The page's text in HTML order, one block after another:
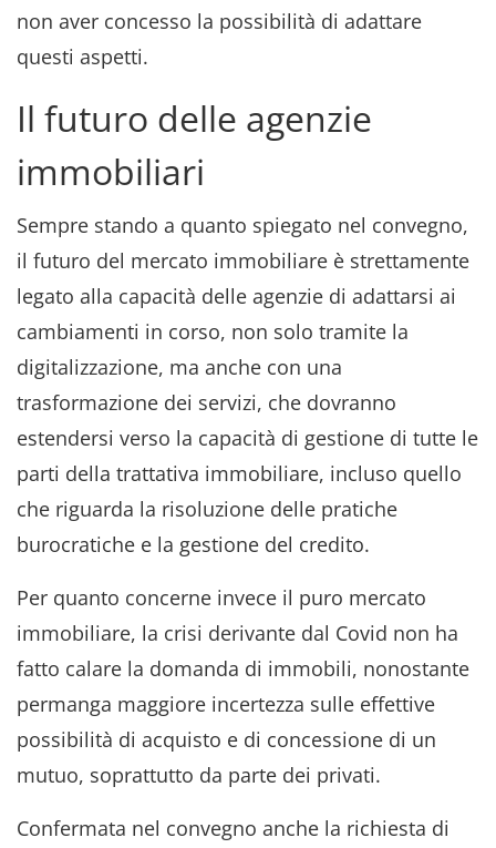
non aver concesso la possibilità di adattare
questi aspetti.
Il futuro delle agenzie
immobiliari
Sempre stando a quanto spiegato nel convegno,
il futuro del mercato immobiliare è strettamente
legato alla capacità delle agenzie di adattarsi ai
cambiamenti in corso, non solo tramite la
digitalizzazione, ma anche con una
trasformazione dei servizi, che dovranno
estendersi verso la capacità di gestione di tutte le
parti della trattativa immobiliare, incluso quello
che riguarda la risoluzione delle pratiche
burocratiche e la gestione del credito.
Per quanto concerne invece il puro mercato
immobiliare, la crisi derivante dal Covid non ha
fatto calare la domanda di immobili, nonostante
permanga maggiore incertezza sulle effettive
possibilità di acquisto e di concessione di un
mutuo, soprattutto da parte dei privati.
Confermata nel convegno anche la richiesta di